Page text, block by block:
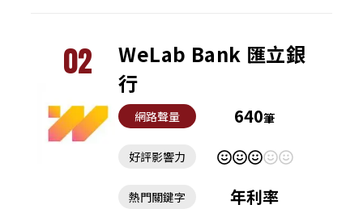
02
WeLab Bank 匯立銀
行
網路聲量 640筆
好評影響力
熱門關鍵字 年利率